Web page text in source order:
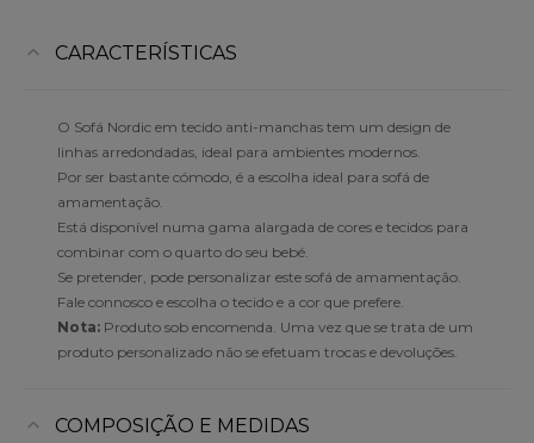
CARACTERÍSTICAS
O Sofá Nordic em tecido anti-manchas tem um design de
linhas arredondadas, ideal para ambientes modernos.
Por ser bastante cómodo, é a escolha ideal para sofá de
amamentação.
Está disponível numa gama alargada de cores e tecidos para
combinar com o quarto do seu bebé.
Se pretender, pode personalizar este sofá de amamentação.
Fale connosco e escolha o tecido e a cor que prefere.
Nota: Produto sob encomenda. Uma vez que se trata de um
produto personalizado não se efetuam trocas e devoluções.
COMPOSIÇÃO E MEDIDAS